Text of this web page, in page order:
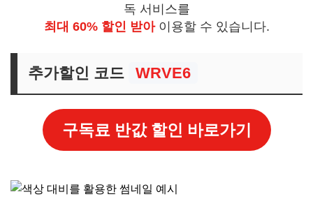
독 서비스를
최대 60% 할인 받아이용할 수 있습니다.
추가할인 코드 WRVE6
구독료 반값 할인 바로가기